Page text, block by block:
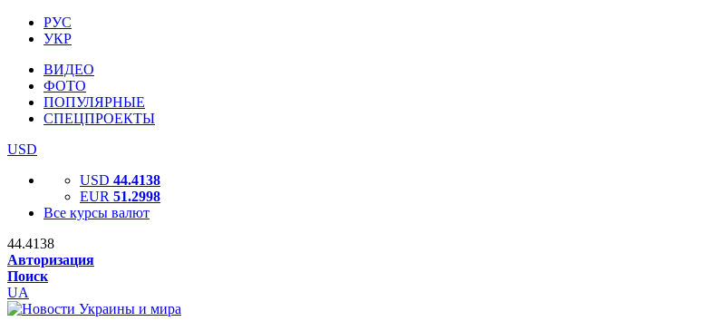
РУС
УКР
ВИДЕО
ФОТО
ПОПУЛЯРНЫЕ
СПЕЦПРОЕКТЫ
USD
USD 44.4138
EUR 51.2998
Все курсы валют
44.4138
Авторизация
Поиск
UA